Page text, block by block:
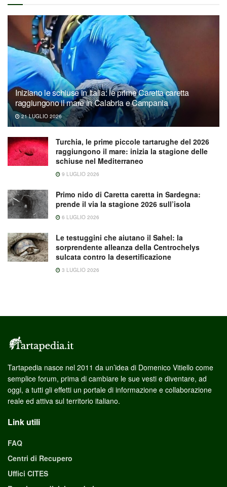
Iniziano le schiuse in Italia: le prime Caretta caretta
raggiungono il mare in Calabria e Campania
21 LUGLIO 2026
Turchia, le prime piccole tartarughe del 2026
raggiungono il mare: inizia la stagione delle
schiuse nel Mediterraneo
9 LUGLIO 2026
Primo nido di Caretta caretta in Sardegna:
prende il via la stagione 2026 sull’isola
6 LUGLIO 2026
Le testuggini che aiutano il Sahel: la
sorprendente alleanza della Centrochelys
sulcata contro la desertificazione
3 LUGLIO 2026
Tartapedia nasce nel 2011 da un’idea di Domenico Vitiello come
semplice forum, prima di cambiare le sue vesti e diventare, ad
oggi, a tutti gli effetti un portale di informazione e collaborazione
reale ed attiva sul territorio italiano.
Link utili
FAQ
Centri di Recupero
Uffici CITES